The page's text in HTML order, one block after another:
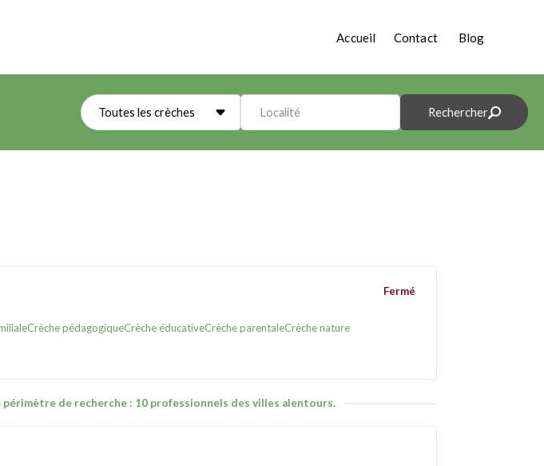
Accueil Contact Blog
Toutes les crèches Localité Rechercher
Crèche pédagogiqueCrèche éducativeCrèche parentaleCrèche nature
Fermé
périmètre de recherche : 10 professionnels des villes alentours.